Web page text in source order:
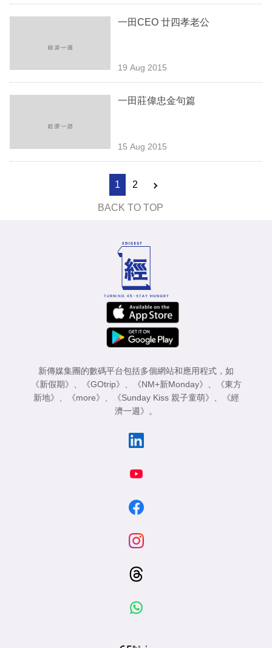
一田CEO 廿四孝老公
19 Aug 2015
一田莊偉忠金句篇
15 Aug 2015
1 2
BACK TO TOP
新傳媒集團的數碼平台包括多個網站和應用程式，如
《新假期》 、 《GOtrip》 、 《NM+新Monday》 、
《東方
新地》 、 《more》 、 《Sunday Kiss 親子童萌》 、
《經
濟一週》 。